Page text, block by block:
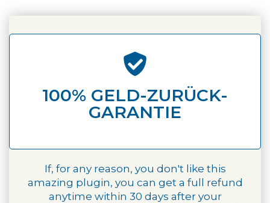
100% GELD-ZURÜCK-
GARANTIE
If, for any reason, you don't like this
amazing plugin, you can get a full refund
anytime within 30 days after your